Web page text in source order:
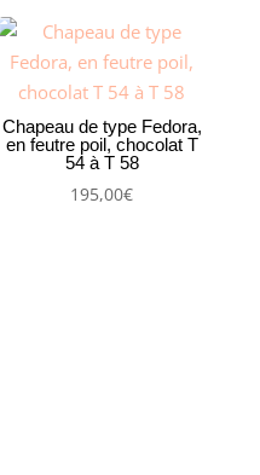
Chapeau de type Fedora,
en feutre poil, chocolat T
54 à T 58
195,00€